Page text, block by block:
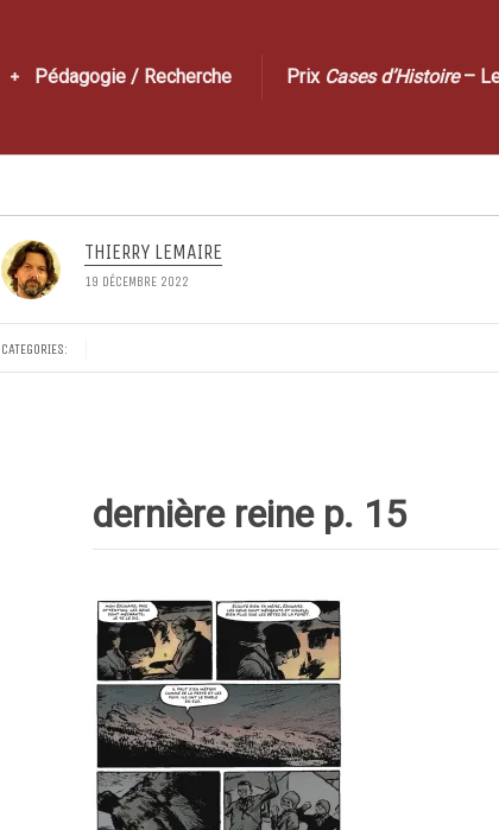
Pédagogie / Recherche Prix Cases d’Histoire–
THIERRY LEMAIRE
19 DÉCEMBRE 2022
CATEGORIES:
dernière reine p. 15